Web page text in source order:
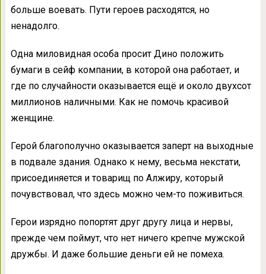
больше воевать. Пути героев расходятся, но
ненадолго.
Одна миловидная особа просит Дино положить
бумаги в сейф компании, в которой она работает, и
где по случайности оказывается ещё и около двухсот
миллионов наличными. Как не помочь красивой
женщине.
Герой благополучно оказывается заперт на выходные
в подвале здания. Однако к нему, весьма некстати,
присоединяется и товарищ по Алжиру, который
почувствовал, что здесь можно чем-то поживиться.
Герои изрядно попортят друг другу лица и нервы,
прежде чем поймут, что нет ничего крепче мужской
дружбы. И даже большие деньги ей не помеха.